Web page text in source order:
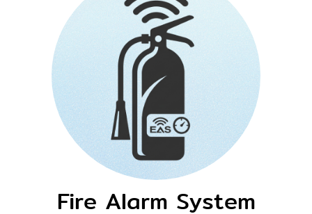
Fire Alarm System